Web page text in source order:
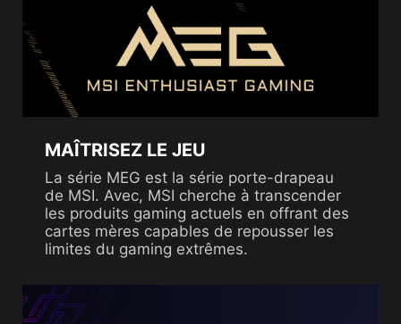
MAÎTRISEZ LE JEU
La série MEG est la série porte-drapeau
de MSI. Avec, MSI cherche à transcender
les produits gaming actuels en offrant des
cartes mères capables de repousser les
limites du gaming extrêmes.